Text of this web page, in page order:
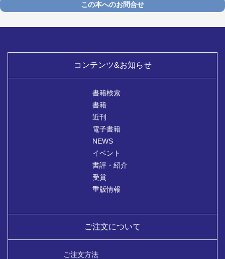
この本へのお問合せ
コンテンツ&お知らせ
書籍検索
書籍
近刊
電子書籍
NEWS
イベント
書評・紹介
受賞
重版情報
ご注文について
ご注文方法